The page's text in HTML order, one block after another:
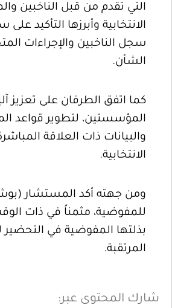
التي تقدم من قبل الناخبين
الانتخابية وأبرزها التأكيد
سجل الناخبين والإجراءات
الشأن.
كما اتفق الطرفان على تعزيز
المؤسستين، لتطوير قواعد
والبيانات ذات العلاقة
الانتخابية.
ومن جهته أكد المستشار
للمفوضية، مثمناً في ذات
بذلتها المفوضية في التحضير
المرتقبة.
شارك المحتوى عبر: